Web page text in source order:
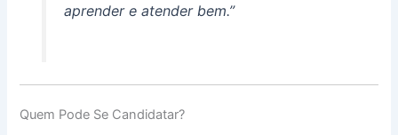
aprender e atender bem.”
Quem Pode Se Candidatar?